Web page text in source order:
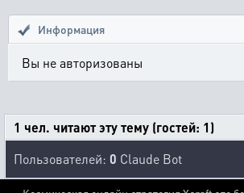
Информация
Вы не авторизованы
1 чел. читают эту тему (гостей: 1)
Пользователей: 0 Claude Bot